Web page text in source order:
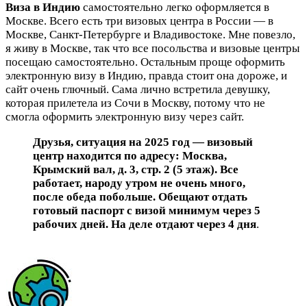
Виза в Индию самостоятельно легко оформляется в
Москве. Всего есть три визовых центра в России — в
Москве, Санкт-Петербурге и Владивостоке. Мне повезло,
я живу в Москве, так что все посольства и визовые центры
посещаю самостоятельно. Остальным проще оформить
электронную визу в Индию, правда стоит она дороже, и
сайт очень глючный. Сама лично встретила девушку,
которая прилетела из Сочи в Москву, потому что не
смогла оформить электронную визу через сайт.
Друзья, ситуация на 2025 год — визовый
центр находится по адресу: Москва,
Крымский вал, д. 3, стр. 2 (5 этаж). Все
работает, народу утром не очень много,
после обеда побольше. Обещают отдать
готовый паспорт с визой минимум через 5
рабочих дней. На деле отдают через 4 дня.